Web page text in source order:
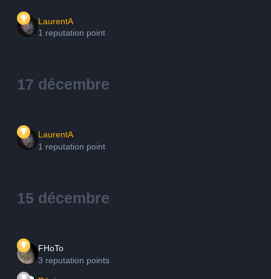
LaurentA
1 reputation point
17 décembre
LaurentA
1 reputation point
15 décembre
FHoTo
3 reputation points